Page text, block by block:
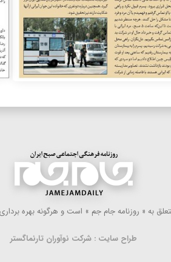
به « روزنامه جام جم » است و هرگونه بهره
طراح سایت : شرکت نوآوران تارنماگستر